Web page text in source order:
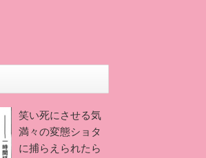
笑い死にさせる気
満々の変態ショタ
に捕らえられたら